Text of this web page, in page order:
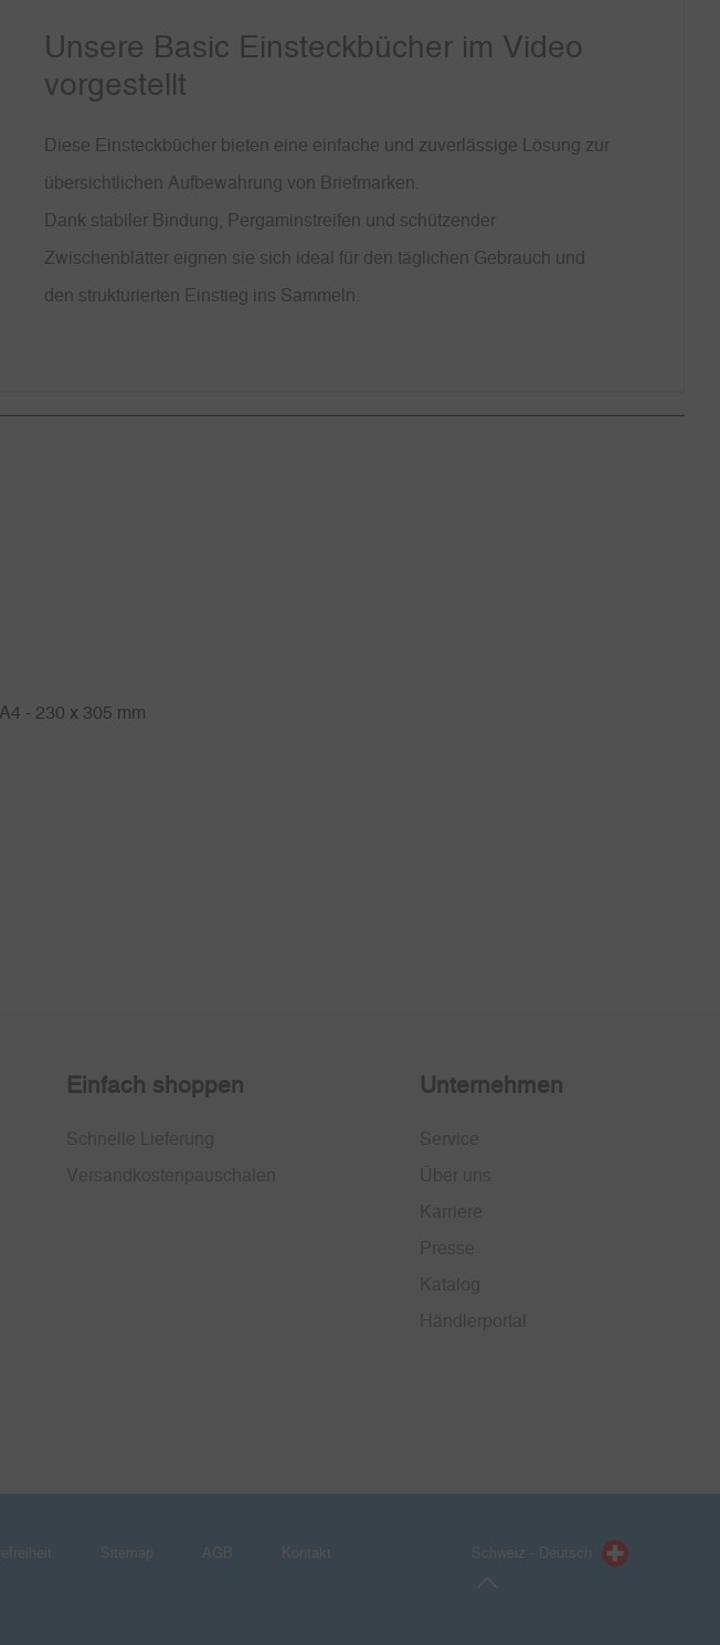
Unsere Basic Einsteckbücher im Video
vorgestellt
Diese Einsteckbücher bieten eine einfache und zuverlässige Lösung zur
übersichtlichen Aufbewahrung von Briefmarken.
Dank stabiler Bindung, Pergaminstreifen und schützender
Zwischenblätter eignen sie sich ideal für den täglichen Gebrauch und
den strukturierten Einstieg ins Sammeln.
- 230 x 305 mm
Einfach shoppen Unternehmen
Schweiz - Deutsch
Sitemap AGB Kontakt